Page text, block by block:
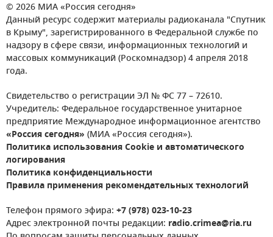
© 2026 МИА «Россия сегодня»
Данный ресурс содержит материалы радиоканала "Спутник
в Крыму", зарегистрированного в Федеральной службе по
надзору в сфере связи, информационных технологий и
массовых коммуникаций (Роскомнадзор) 4 апреля 2018
года.
Свидетельство о регистрации ЭЛ № ФС 77 – 72610.
Учредитель: Федеральное государственное унитарное
предприятие Международное информационное агентство
«Россия сегодня» (МИА «Россия сегодня»).
Политика использования Cookie и автоматического
логирования
Политика конфиденциальности
Правила применения рекомендательных технологий
Телефон прямого эфира: +7 (978) 023-10-23
Адрес электронной почты редакции: radio.crimea@ria.ru